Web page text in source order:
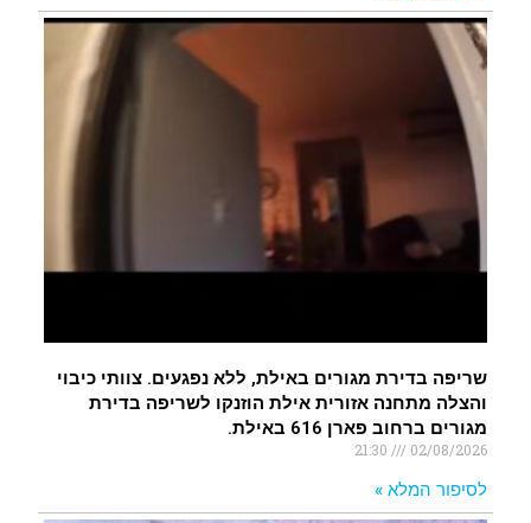
שריפה בדירת מגורים באילת, ללא נפגעים. צוותי כיבוי
והצלה מתחנה אזורית אילת הוזנקו לשריפה בדירת
מגורים ברחוב פארן 616 באילת.
02/08/2026
לסיפור המלא »